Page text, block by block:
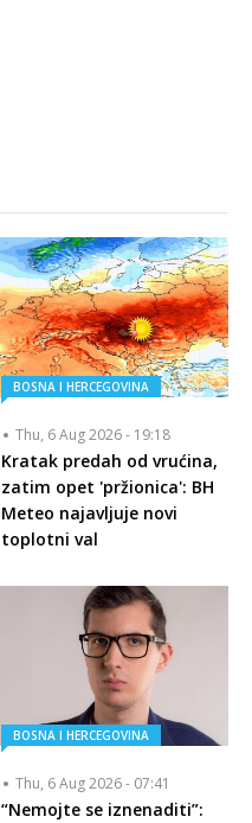
BOSNA I HERCEGOVINA
Thu, 6 Aug 2026 - 19:18
Kratak predah od vrućina,
zatim opet 'pržionica': BH
Meteo najavljuje novi
toplotni val
BOSNA I HERCEGOVINA
Thu, 6 Aug 2026 - 07:41
“Nemojte se iznenaditi”: